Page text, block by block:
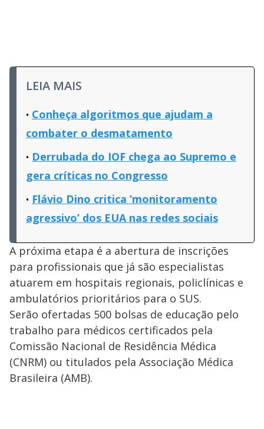
LEIA MAIS
Conheça algoritmos que ajudam a
combater o desmatamento
Derrubada do IOF chega ao Supremo e
gera críticas no Congresso
Flávio Dino critica ‘monitoramento
agressivo’ dos EUA nas redes sociais
A próxima etapa é a abertura de inscrições
para profissionais que já são especialistas
atuarem em hospitais regionais, policlínicas e
ambulatórios prioritários para o SUS.
Serão ofertadas 500 bolsas de educação pelo
trabalho para médicos certificados pela
Comissão Nacional de Residência Médica
(CNRM) ou titulados pela Associação Médica
Brasileira (AMB).